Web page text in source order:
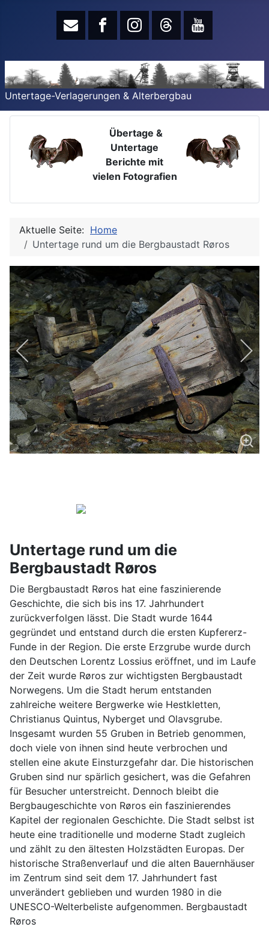
Untertage-Verlagerungen & Alterbergbau
Übertage &
Untertage
Berichte mit
vielen Fotografien
Aktuelle Seite: Home
Untertage rund um die Bergbaustadt Røros
Untertage rund um die
Bergbaustadt Røros
Die Bergbaustadt Røros hat eine faszinierende
Geschichte, die sich bis ins 17. Jahrhundert
zurückverfolgen lässt. Die Stadt wurde 1644
gegründet und entstand durch die ersten Kupfererz-
Funde in der Region. Die erste Erzgrube wurde durch
den Deutschen Lorentz Lossius eröffnet, und im Laufe
der Zeit wurde Røros zur wichtigsten Bergbaustadt
Norwegens. Um die Stadt herum entstanden
zahlreiche weitere Bergwerke wie Hestkletten,
Christianus Quintus, Nyberget und Olavsgrube.
Insgesamt wurden 55 Gruben in Betrieb genommen,
doch viele von ihnen sind heute verbrochen und
stellen eine akute Einsturzgefahr dar. Die historischen
Gruben sind nur spärlich gesichert, was die Gefahren
für Besucher unterstreicht. Dennoch bleibt die
Bergbaugeschichte von Røros ein faszinierendes
Kapitel der regionalen Geschichte. Die Stadt selbst ist
heute eine traditionelle und moderne Stadt zugleich
und zählt zu den ältesten Holzstädten Europas. Der
historische Straßenverlauf und die alten Bauernhäuser
im Zentrum sind seit dem 17. Jahrhundert fast
unverändert geblieben und wurden 1980 in die
UNESCO-Welterbeliste aufgenommen. Bergbaustadt
Røros